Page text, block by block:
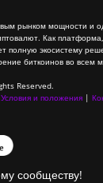
рынком мощности и
Как
полную экосистему
биткоинов во всем
Reserved.
Условия и положения |
сообществу!